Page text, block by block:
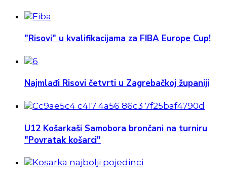
"Risovi" u kvalifikacijama za FIBA Europe Cup!
Najmlađi Risovi četvrti u Zagrebačkoj županiji
U12 Košarkaši Samobora brončani na turniru
"Povratak košarci"